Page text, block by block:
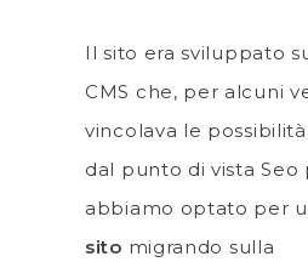
Il sito era sviluppato
CMS che, per alcuni
vincolava le
dal punto di vista
abbiamo optato per
sito migrando sulla